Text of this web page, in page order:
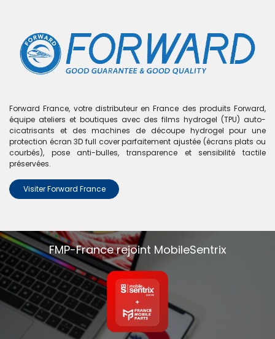
Boutique 0 articles trouvés.
Nous n'avons trouvé aucun
produit !
Aucun produit défini dans la catégorieNote 5 - N920.
Forward France, votre distributeur en France des produits Forward,
équipe ateliers et boutiques avec des films hydrogel (TPU) auto-
cicatrisants et des machines de découpe hydrogel pour une
protection écran 3D full cover parfaitement ajustée (écrans plats ou
courbés), pose anti-bulles, transparence et sensibilité tactile
préservées.
Visiter Forward France
FMP-France rejoint MobileSentrix